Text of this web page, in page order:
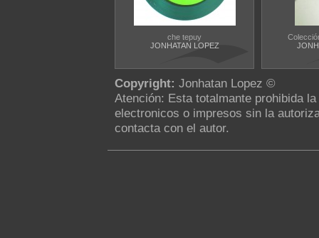
che tepuy
JONHATAN LOPEZ
Copyright: Jonhatan Lopez ©
Atención: Esta totalmante prohibida
electronicos o impresos sin la
contacta con el autor.